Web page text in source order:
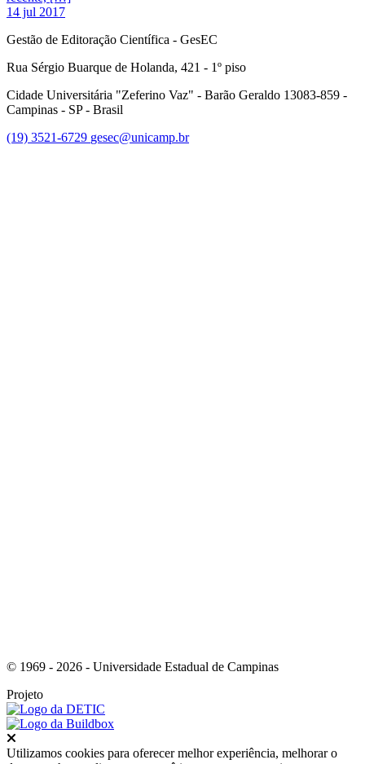
14 jul 2017
Gestão de Editoração Científica - GesEC
Rua Sérgio Buarque de Holanda, 421 - 1º piso
Cidade Universitária "Zeferino Vaz" - Barão Geraldo 13083-859 -
Campinas - SP - Brasil
(19) 3521-6729 gesec@unicamp.br
© 1969 - 2026 - Universidade Estadual de Campinas
Projeto
Utilizamos cookies para oferecer melhor experiência, melhorar o